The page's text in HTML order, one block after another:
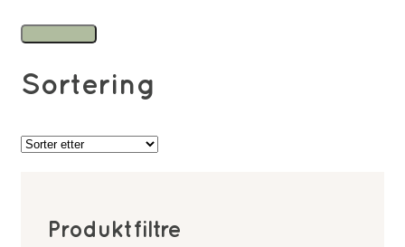
Sortering
Produktfiltre